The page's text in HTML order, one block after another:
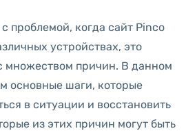
проблемой, когда сайт Pinco
устройствах, это
множеством причин. В данном
основные шаги, которые
в ситуации и восстановить
из этих причин могут быть